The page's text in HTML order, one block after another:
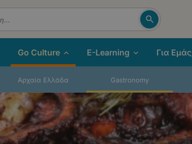
Αναζήτηση
Go Culture
Αρχαία Ελλάδα Gastronomy
E-Learning Για Εμάς